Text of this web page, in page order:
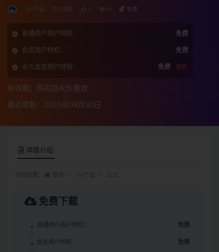
UI/产品 3年前 0 19 免费
普通用户用户特权： 免费
会员用户特权： 免费
永久会员用户特权： 免费 推荐
有效期：购买后永久有效
最近更新：2025年08月30日
详情介绍
免费下载
普通用户用户特权： 免费
会员用户特权： 免费